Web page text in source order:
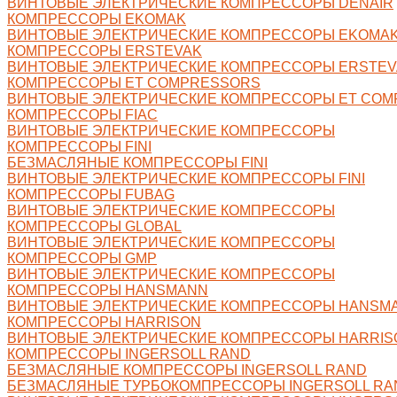
КОМПРЕССОРЫ EKOMAK
ВИНТОВЫЕ ЭЛЕКТРИЧЕСКИЕ КОМПРЕССОРЫ
КОМПРЕССОРЫ ERSTEVAK
ВИНТОВЫЕ ЭЛЕКТРИЧЕСКИЕ КОМПРЕССОРЫ
КОМПРЕССОРЫ ET COMPRESSORS
ВИНТОВЫЕ ЭЛЕКТРИЧЕСКИЕ КОМПРЕССОРЫ ET
КОМПРЕССОРЫ FIAC
ВИНТОВЫЕ ЭЛЕКТРИЧЕСКИЕ КОМПРЕССОРЫ
КОМПРЕССОРЫ FINI
БЕЗМАСЛЯНЫЕ КОМПРЕССОРЫ FINI
ВИНТОВЫЕ ЭЛЕКТРИЧЕСКИЕ КОМПРЕССОРЫ FINI
КОМПРЕССОРЫ FUBAG
ВИНТОВЫЕ ЭЛЕКТРИЧЕСКИЕ КОМПРЕССОРЫ
КОМПРЕССОРЫ GLOBAL
ВИНТОВЫЕ ЭЛЕКТРИЧЕСКИЕ КОМПРЕССОРЫ
КОМПРЕССОРЫ GMP
ВИНТОВЫЕ ЭЛЕКТРИЧЕСКИЕ КОМПРЕССОРЫ
КОМПРЕССОРЫ HANSMANN
ВИНТОВЫЕ ЭЛЕКТРИЧЕСКИЕ КОМПРЕССОРЫ
КОМПРЕССОРЫ HARRISON
ВИНТОВЫЕ ЭЛЕКТРИЧЕСКИЕ КОМПРЕССОРЫ
КОМПРЕССОРЫ INGERSOLL RAND
БЕЗМАСЛЯНЫЕ КОМПРЕССОРЫ INGERSOLL RAND
БЕЗМАСЛЯНЫЕ ТУРБОКОМПРЕССОРЫ INGERSOLL